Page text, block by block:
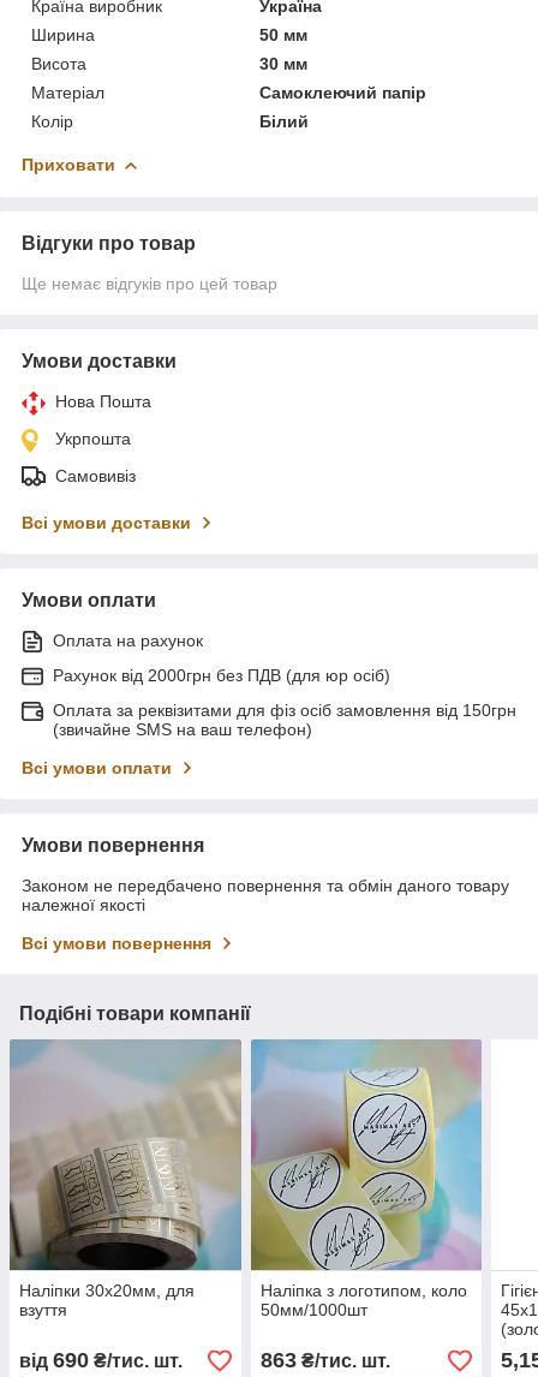
Країна виробник
Україна
Ширина
50 мм
Висота
30 мм
Матеріал
Самоклеючий папір
Колір
Білий
Приховати
Відгуки про товар
Ще немає відгуків про цей товар
Умови доставки
Нова Пошта
Укрпошта
Самовивіз
Всі умови доставки
Умови оплати
Оплата на рахунок
Рахунок від 2000грн без ПДВ (для юр осіб)
Оплата за реквізитами для фіз осіб замовлення від 150грн
(звичайне SMS на ваш телефон)
Всі умови оплати
Умови повернення
Законом не передбачено повернення та обмін даного товару
належної якості
Всі умови повернення
Подібні товари компанії
Наліпки 30х20мм, для
взуття
від 690 ₴/тис. шт.
Наліпка з логотипом, коло
50мм/1000шт
863₴/тис. шт.